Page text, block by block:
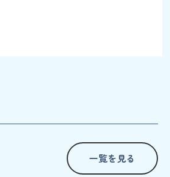
一覧を見る